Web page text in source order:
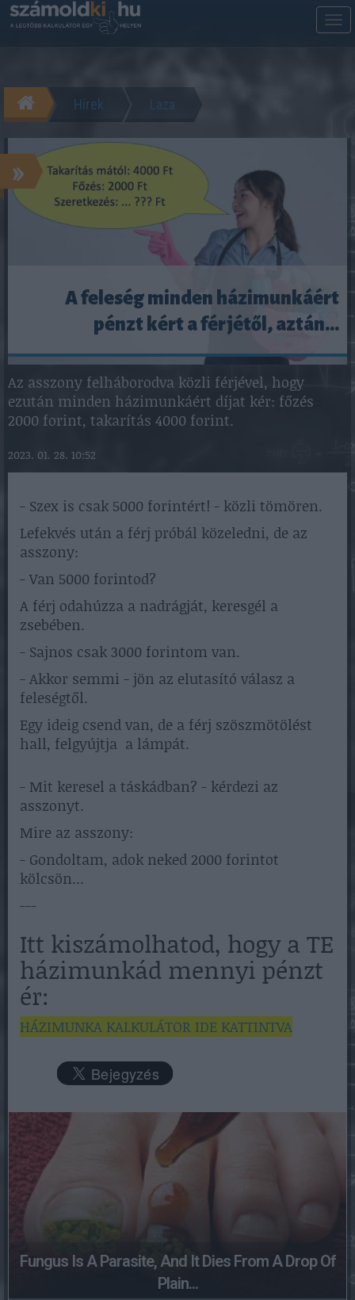
Hírek Laza
»
A feleség minden házimunkáért
pénzt kért a férjétől, aztán...
Az asszony felháborodva közli férjével, hogy
ezután minden házimunkáért díjat kér: főzés
2000 forint, takarítás 4000 forint.
2023. 01. 28. 10:52
- Szex is csak 5000 forintért! - közli tömören.
Lefekvés után a férj próbál közeledni, de az
asszony:
- Van 5000 forintod?
A férj odahúzza a nadrágját, keresgél a
zsebében.
- Sajnos csak 3000 forintom van.
- Akkor semmi - jön az elutasító válasz a
feleségtől.
Egy ideig csend van, de a férj szöszmötölést
hall, felgyújtja a lámpát.
- Mit keresel a táskádban? - kérdezi az
asszonyt.
Mire az asszony:
- Gondoltam, adok neked 2000 forintot
kölcsön...
---
Itt kiszámolhatod, hogy a TE
házimunkád mennyi pénzt
ér:
HÁZIMUNKA KALKULÁTOR IDE KATTINTVA
Fungus Is A Parasite, And It Dies From A Drop Of
Plain...